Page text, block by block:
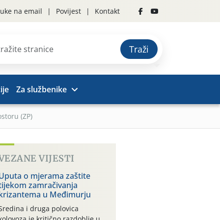
na email Povijest Kontakt
Traži
Za službenike
(ZP)
VIJESTI
o mjerama zaštite
zamračivanja
u Međimurju
i druga polovica